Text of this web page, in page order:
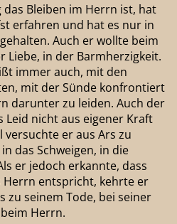
Bleiben im Herrn ist, hat
erfahren und hat es nur in
Auch er wollte beim
Liebe, in der Barmherzigkeit.
immer auch, mit den
mit der Sünde konfrontiert
darunter zu leiden. Auch der
Leid nicht aus eigener Kraft
er aus Ars zu
das Schweigen, in die
er jedoch erkannte, dass
Herrn entspricht, kehrte er
zu seinem Tode, bei seiner
Herrn.